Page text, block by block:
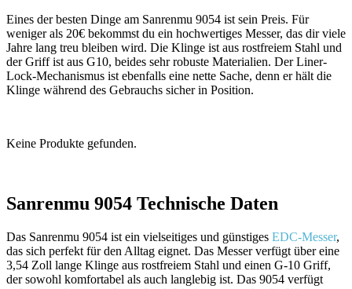
Eines der besten Dinge am Sanrenmu 9054 ist sein Preis. Für
weniger als 20€ bekommst du ein hochwertiges Messer, das dir viele
Jahre lang treu bleiben wird. Die Klinge ist aus rostfreiem Stahl und
der Griff ist aus G10, beides sehr robuste Materialien. Der Liner-
Lock-Mechanismus ist ebenfalls eine nette Sache, denn er hält die
Klinge während des Gebrauchs sicher in Position.
Keine Produkte gefunden.
Sanrenmu 9054 Technische Daten
Das Sanrenmu 9054 ist ein vielseitiges und günstiges EDC-Messer,
das sich perfekt für den Alltag eignet. Das Messer verfügt über eine
3,54 Zoll lange Klinge aus rostfreiem Stahl und einen G-10 Griff,
der sowohl komfortabel als auch langlebig ist. Das 9054 verfügt